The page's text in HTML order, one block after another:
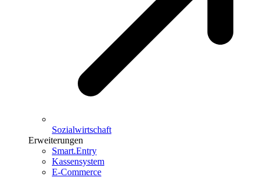
Sozialwirtschaft
Erweiterungen
Smart.Entry
Kassensystem
E-Commerce